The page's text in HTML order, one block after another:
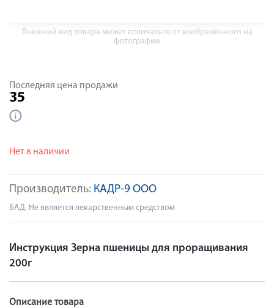
Внешний вид товара может отличаться от изображённого на
фотографии
Производитель: КАДР-9 ООО
БАД. Не является лекарственным средством
Последняя цена продажи
35
Нет в наличии
Инструкция Зерна пшеницы для проращивания
200г
Описание товара